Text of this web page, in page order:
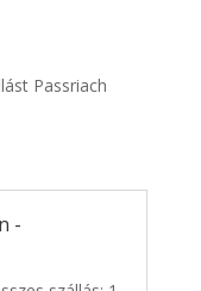
Passriach
-